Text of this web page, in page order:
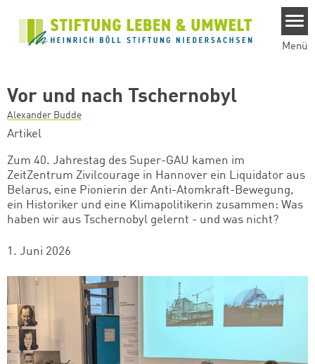
Menü
Vor und nach Tschernobyl
Alexander Budde
Artikel
Zum 40. Jahrestag des Super-GAU kamen im
ZeitZentrum Zivilcourage in Hannover ein Liquidator aus
Belarus, eine Pionierin der Anti-Atomkraft-Bewegung,
ein Historiker und eine Klimapolitikerin zusammen: Was
haben wir aus Tschernobyl gelernt - und was nicht?
1. Juni 2026